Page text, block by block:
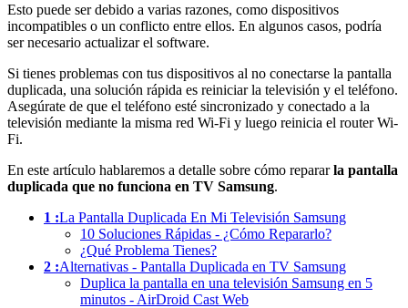
Esto puede ser debido a varias razones, como dispositivos
incompatibles o un conflicto entre ellos. En algunos casos, podría
ser necesario actualizar el software.
Si tienes problemas con tus dispositivos al no conectarse la pantalla
duplicada, una solución rápida es reiniciar la televisión y el teléfono.
Asegúrate de que el teléfono esté sincronizado y conectado a la
televisión mediante la misma red Wi-Fi y luego reinicia el router Wi-
Fi.
En este artículo hablaremos a detalle sobre cómo repararla pantalla
duplicada que no funciona en TV Samsung.
1 :La Pantalla Duplicada En Mi Televisión Samsung
10 Soluciones Rápidas - ¿Cómo Repararlo?
¿Qué Problema Tienes?
2 :Alternativas - Pantalla Duplicada en TV Samsung
Duplica la pantalla en una televisión Samsung en 5
minutos - AirDroid Cast Web